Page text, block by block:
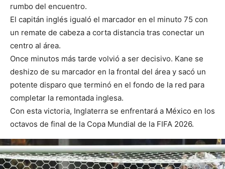
rumbo del encuentro.
El capitán inglés igualó el marcador en el minuto 75 con
un remate de cabeza a corta distancia tras conectar un
centro al área.
Once minutos más tarde volvió a ser decisivo. Kane se
deshizo de su marcador en la frontal del área y sacó un
potente disparo que terminó en el fondo de la red para
completar la remontada inglesa.
Con esta victoria, Inglaterra se enfrentará a México en los
octavos de final de la Copa Mundial de la FIFA 2026.